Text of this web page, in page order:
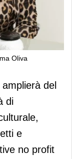
Oliva
per
cultura,
amplierà del
di
e
no profit